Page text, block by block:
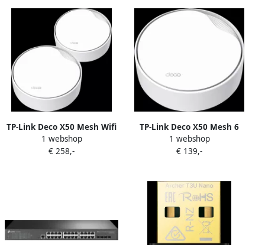
TP-Link Deco X50 Mesh Wifi
6 PoE 2-Pack
1 webshop
€ 258,-
TP-Link Deco X50 Mesh 6
PoE
1 webshop
€ 139,-